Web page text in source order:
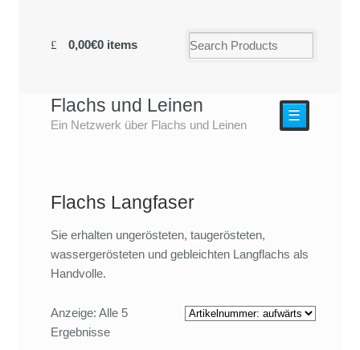
0,00€0 items
Flachs und Leinen
Ein Netzwerk über Flachs und Leinen
☰
Flachs Langfaser
Sie erhalten ungerösteten, taugerösteten,
wassergerösteten und gebleichten Langflachs als
Handvolle.
Anzeige: Alle 5
Ergebnisse